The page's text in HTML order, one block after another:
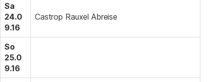
Sa
24.0
9.16
Castrop Rauxel Abreise
So
25.0
9.16